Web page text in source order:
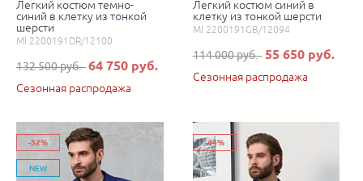
Легкий костюм темно-
синий в клетку из тонкой
шерсти
MI 2200191DR/12100
132 500 руб.64 750 руб.
Сезонная распродажа
Легкий костюм синий в
клетку из тонкой шерсти
MI 2200191GB/12094
114 000 руб. 55 650 руб.
Сезонная распродажа
-52%
NEW
-44%